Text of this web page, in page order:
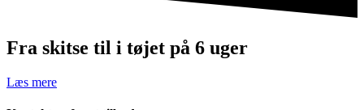
Fra skitse til i tøjet på 6 uger
Læs mere